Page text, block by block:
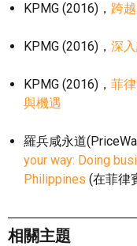
KPMG (2016)， 跨
KPMG (2016)， 深
KPMG (2016)， 菲
與機遇
羅兵咸永道
your way: Doing
Philippines (在菲律
相關主題